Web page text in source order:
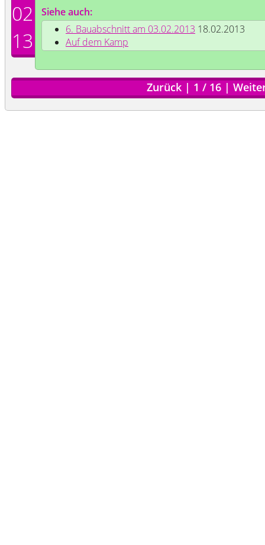
02
13
Siehe auch:
6. Bauabschnitt am 03.02.2013 18.02.2013
Auf dem Kamp
Zurück | 1 / 16 |